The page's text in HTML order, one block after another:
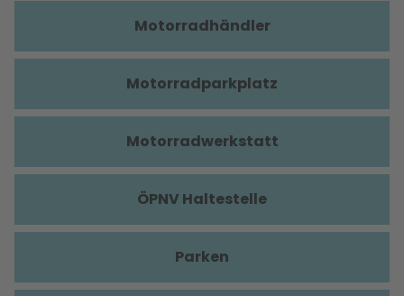
Motorradhändler
Motorradparkplatz
Motorradwerkstatt
ÖPNV Haltestelle
Parken